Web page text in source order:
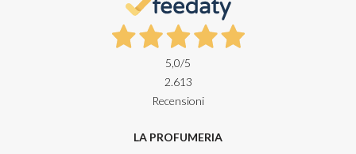
5,0/5
2.613
Recensioni
LA PROFUMERIA